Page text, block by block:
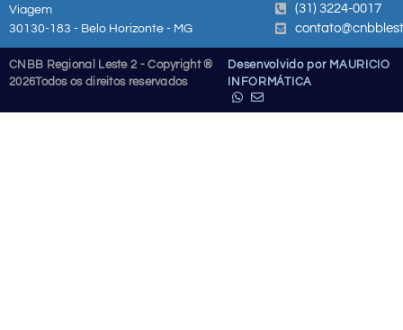
Viagem
30130-183 - Belo Horizonte - MG
(31) 3224-0017
CNBB Regional Leste 2 - Copyright ®
2026Todos os direitos reservados
Desenvolvido por MAURICIO
INFORMÁTICA